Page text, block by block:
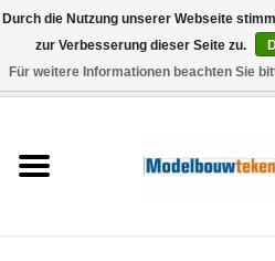
Schiffe
Durch die Nutzung unserer Webseite
zur Verbesserung dieser Seite zu.
Für weitere Informationen beachten Sie